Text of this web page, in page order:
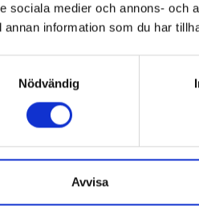
sociala medier och annons- och
annan information som du har
Nödvändig
Avvisa
skapa fler APL-platser för
Praktikplatsen.se för att
att behålla de personliga
eftersom vi ser att det
bidrar till en bättre
gör sitt jobb?